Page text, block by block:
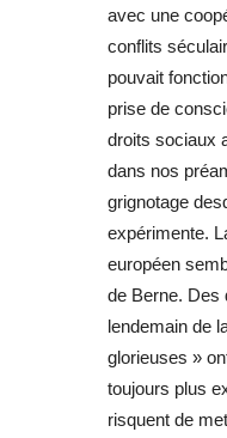
avec une
conflits
pouvait
prise de
droits sociaux
dans nos
grignotage
expérimente.
européen
de Berne. Des
lendemain de
glorieuses »
toujours plus
risquent de